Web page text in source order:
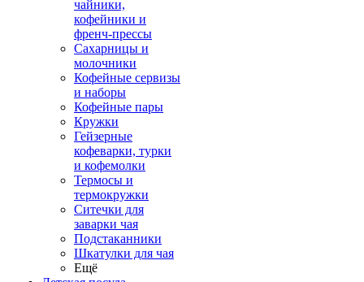
чайники,
кофейники и
френч-прессы
Сахарницы и
молочники
Кофейные сервизы
и наборы
Кофейные пары
Кружки
Гейзерные
кофеварки, турки
и кофемолки
Термосы и
термокружки
Ситечки для
заварки чая
Подстаканники
Шкатулки для чая
Ещё